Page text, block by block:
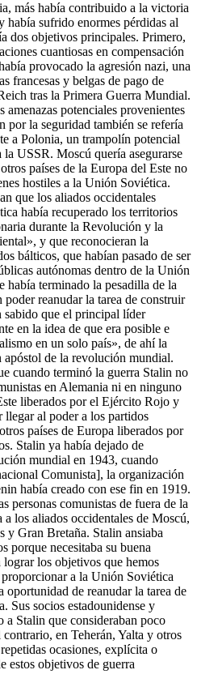
más había contribuido a la victoria
había sufrido enormes pérdidas al
dos objetivos principales. Primero,
cuantiosas en compensación
provocado la agresión nazi, una
francesas y belgas de pago de
tras la Primera Guerra Mundial.
amenazas potenciales provenientes
por la seguridad también se refería
a Polonia, un trampolín potencial
la USSR. Moscú quería asegurarse
países de la Europa del Este no
hostiles a la Unión Soviética.
que los aliados occidentales
había recuperado los territorios
durante la Revolución y la
y que reconocieran la
bálticos, que habían pasado de ser
autónomas dentro de la Unión
había terminado la pesadilla de la
poder reanudar la tarea de construir
sabido que el principal líder
en la idea de que era posible e
en un solo país», de ahí la
de la revolución mundial.
cuando terminó la guerra Stalin no
en Alemania ni en ninguno
liberados por el Ejército Rojo y
al poder a los partidos
países de Europa liberados por
Stalin ya había dejado de
mundial en 1943, cuando
Comunista], la organización
había creado con ese fin en 1919.
personas comunistas de fuera de la
los aliados occidentales de Moscú,
y Gran Bretaña. Stalin ansiaba
porque necesitaba su buena
los objetivos que hemos
a la Unión Soviética
de reanudar la tarea de
Sus socios estadounidense y
Stalin que consideraban poco
contrario, en Teherán, Yalta y otros
ocasiones, explícita o
estos objetivos de guerra